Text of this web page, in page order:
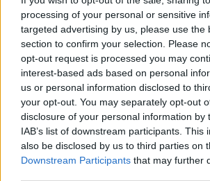
processing of your personal or sensitive
targeted advertising by us, please use the
section to confirm your selection. Please
opt-out request is processed you may
interest-based ads based on personal
us or personal information disclosed to
your opt-out. You may separately opt-out
disclosure of your personal information by
IAB’s list of downstream participants. This
also be disclosed by us to third parties on
Downstream Participants that may further
Kommunismus # ungarisches
Leave a Reply
Your email address will not be published. Required
Name*
Email *